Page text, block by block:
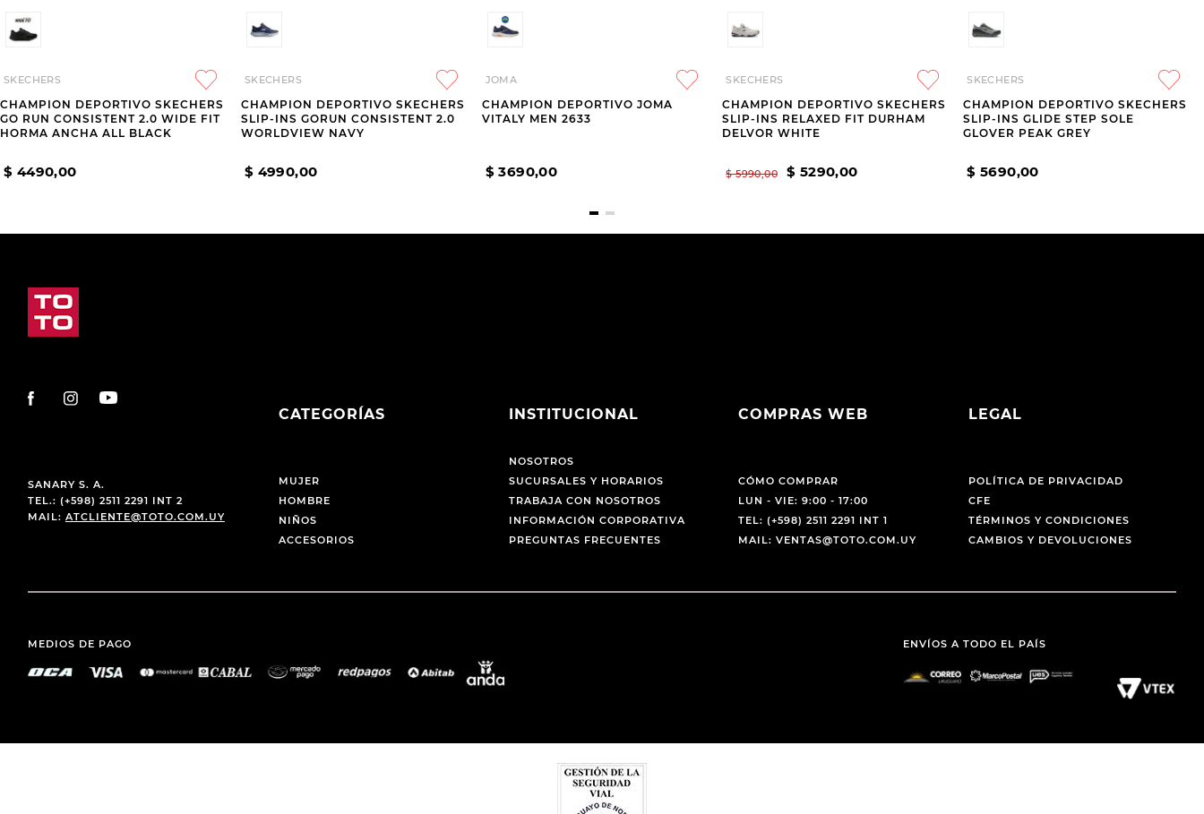
SKECHERS
CHAMPION DEPORTIVO SKECHERS
GO RUN CONSISTENT 2.0 WIDE FIT
HORMA ANCHA ALL BLACK
$ 4490,00
SKECHERS
CHAMPION DEPORTIVO SKECHERS
SLIP-INS GORUN CONSISTENT 2.0
WORLDVIEW NAVY
$ 4990,00
JOMA
CHAMPION DEPORTIVO JOMA
VITALY MEN 2633
$ 3690,00
SKECHERS
CHAMPION DEPORTIVO SKECHERS
SLIP-INS RELAXED FIT DURHAM
DELVOR WHITE
$ 5990,00 $ 5290,00
SKECHERS
CHAMPION DEPORTIVO SKECHERS
SLIP-INS GLIDE STEP SOLE
GLOVER PEAK GREY
$ 5690,00
SANARY S. A.
TEL.: (+598) 2511 2291 INT 2
MAIL: ATCLIENTE@TOTO.COM.UY
CATEGORÍAS
MUJER
HOMBRE
NIÑOS
ACCESORIOS
INSTITUCIONAL
NOSOTROS
SUCURSALES Y HORARIOS
TRABAJA CON NOSOTROS
INFORMACIÓN CORPORATIVA
PREGUNTAS FRECUENTES
COMPRAS WEB
CÓMO COMPRAR
LUN - VIE: 9:00 - 17:00
TEL: (+598) 2511 2291 INT 1
MAIL: VENTAS@TOTO.COM.UY
LEGAL
POLÍTICA DE PRIVACIDAD
CFE
TÉRMINOS Y CONDICIONES
CAMBIOS Y DEVOLUCIONES
MEDIOS DE PAGO ENVÍOS A TODO EL PAÍS